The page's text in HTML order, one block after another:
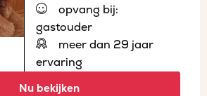
opvang bij:
gastouder
meer dan 29 jaar
ervaring
Nu bekijken